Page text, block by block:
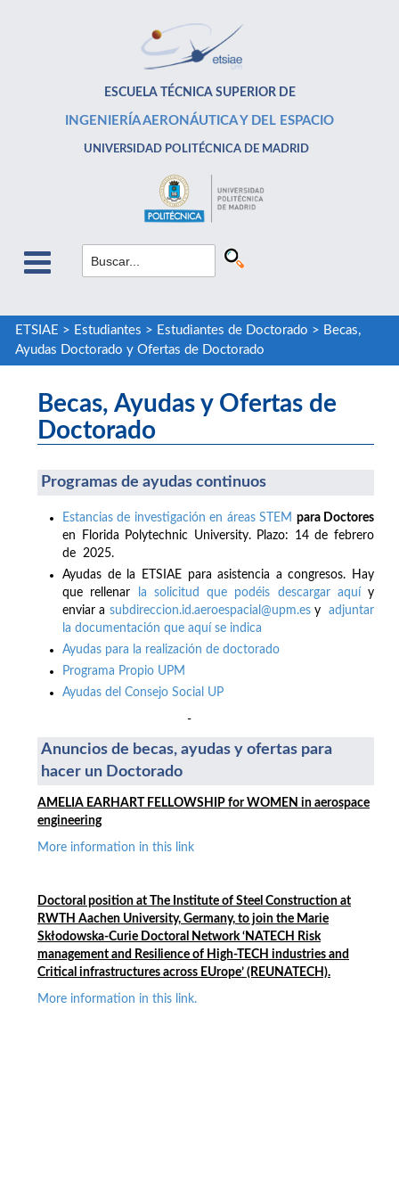
ESCUELA TÉCNICA SUPERIOR DE
INGENIERÍA AERONÁUTICA Y DEL ESPACIO
UNIVERSIDAD POLITÉCNICA DE MADRID
ETSIAE > Estudiantes > Estudiantes de Doctorado > Becas,
Ayudas Doctorado y Ofertas de Doctorado
Becas, Ayudas y Ofertas de
Doctorado
Programas de ayudas continuos
Estancias de investigación en áreas STEM para Doctores
en Florida Polytechnic University. Plazo: 14 de febrero
de 2025.
Ayudas de la ETSIAE para asistencia a congresos. Hay
que rellenar
la solicitud que podéis descargar aquí y
enviar a subdireccion.id.aeroespacial@upm.esyadjuntar
la documentación que aquí se indica
Ayudas para la realización de doctorado
Programa Propio UPM
Ayudas del Consejo Social UP
-
Anuncios de becas, ayudas y ofertas para
hacer un Doctorado
AMELIA EARHART FELLOWSHIP for WOMEN in aerospace
engineering
More information in this link
Doctoral position at
The Institute of Steel Construction at
RWTH Aachen University, Germany, to join the Marie
Skłodowska-Curie Doctoral Network ‘NATECH Risk
management and Resilience of High-TECH industries and
Critical infrastructures across EUrope’ (REUNATECH).
More information in this link.